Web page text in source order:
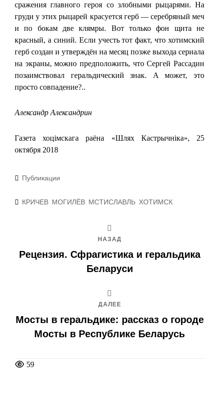
сражения главного героя со злобными рыцарями. На
груди у этих рыцарей красуется герб — серебряный меч
и по бокам две клямры. Вот только фон щита не
красный, а синий. Если учесть тот факт, что хотимский
герб создан и утверждён на месяц позже выхода сериала
на экраны, можно предположить, что Сергей Рассадин
позаимствовал геральдический знак. А может, это
просто совпадение?..
Александр Александрин
Газета хоцімскага раёна «Шлях Кастрычніка», 25
октября 2018
Рубрики
Публикации
Метки
КРИЧЕВ МОГИЛЁВ МСТИСЛАВЛЬ ХОТИМСК
НАЗАД
Рецензия. Сфрагистика и геральдика
Беларуси
ДАЛЕЕ
Мосты в геральдике: рассказ о городе
Мосты в Республике Беларусь
59